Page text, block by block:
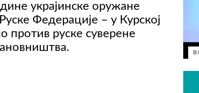
украјинске оружане
Федерације – у Курској
против руске суверене
ВИДЕО